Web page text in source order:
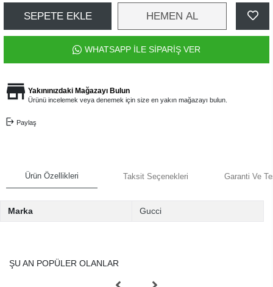
SEPETE EKLE HEMEN AL
WHATSAPP İLE SİPARİŞ VER
Yakınınızdaki Mağazayı Bulun
Ürünü incelemek veya denemek için size en yakın mağazayı bulun.
Paylaş
Ürün Özellikleri Taksit Seçenekleri Garanti Ve
Marka Gucci
ŞU AN POPÜLER OLANLAR